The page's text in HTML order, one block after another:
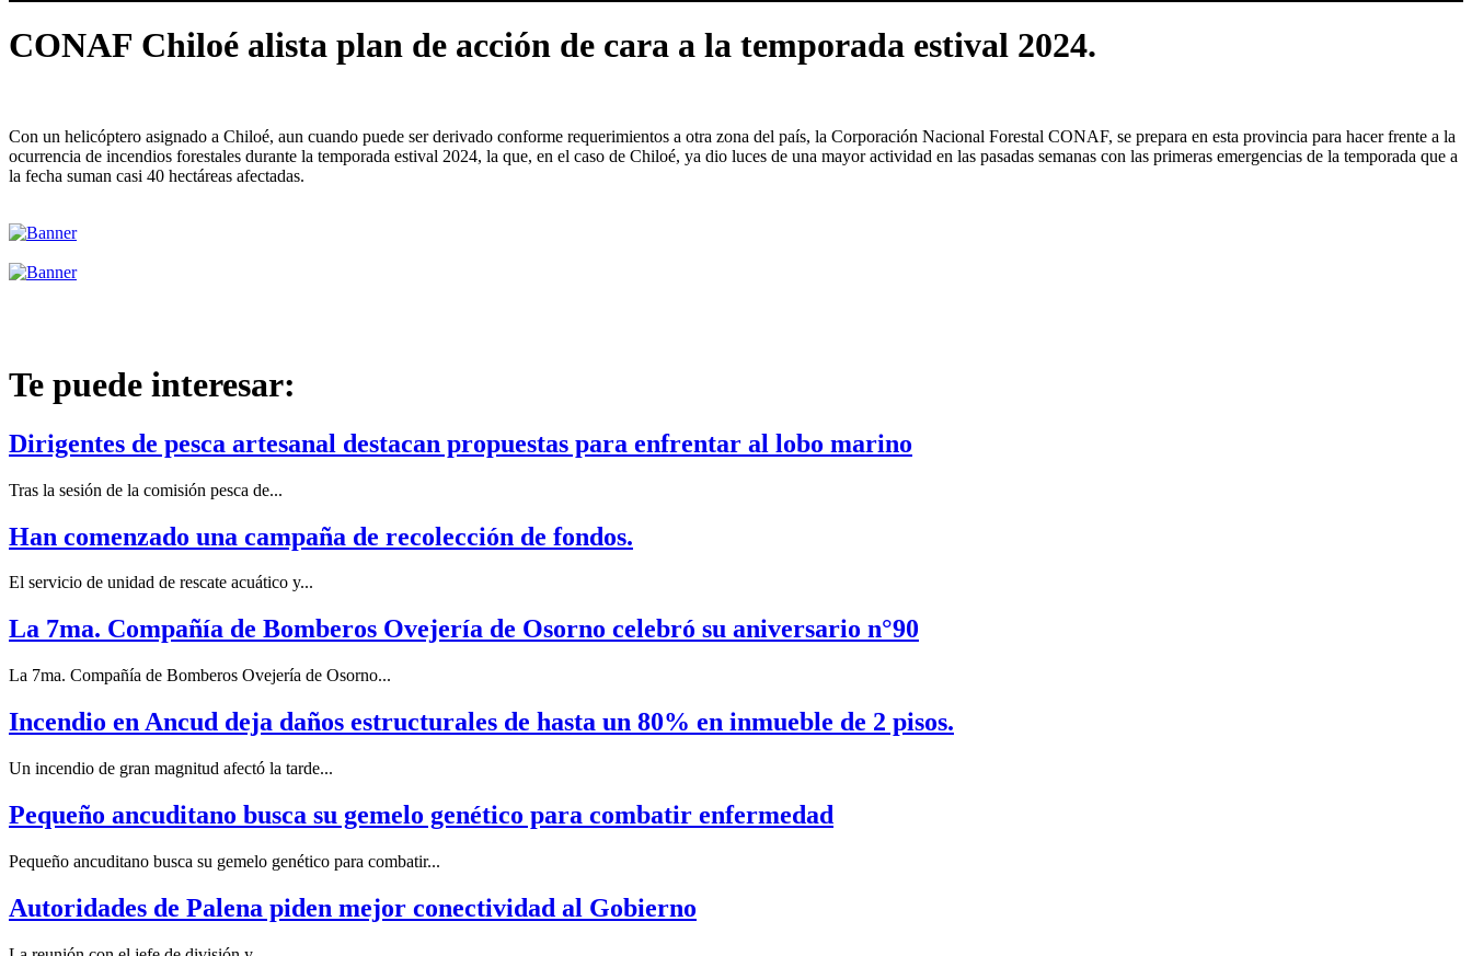
CONAF Chiloé alista plan de acción de cara a la temporada estival 2024.
Con un helicóptero asignado a Chiloé, aun cuando puede ser derivado conforme requerimientos a otra zona del país, la Corporación Nacional Forestal CONAF, se prepara en esta provincia para hacer frente a la
ocurrencia de incendios forestales durante la temporada estival 2024, la que, en el caso de Chiloé, ya dio luces de una mayor actividad en las pasadas semanas con las primeras emergencias de la temporada que a
la fecha suman casi 40 hectáreas afectadas.
Te puede interesar:
Dirigentes de pesca artesanal destacan propuestas para enfrentar al lobo marino
Tras la sesión de la comisión pesca de...
Han comenzado una campaña de recolección de fondos.
El servicio de unidad de rescate acuático y...
La 7ma. Compañía de Bomberos Ovejería de Osorno celebró su aniversario n°90
La 7ma. Compañía de Bomberos Ovejería de Osorno...
Incendio en Ancud deja daños estructurales de hasta un 80% en inmueble de 2 pisos.
Un incendio de gran magnitud afectó la tarde...
Pequeño ancuditano busca su gemelo genético para combatir enfermedad
Pequeño ancuditano busca su gemelo genético para combatir...
Autoridades de Palena piden mejor conectividad al Gobierno